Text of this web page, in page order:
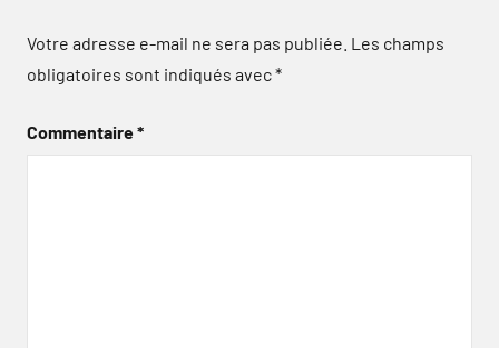
Votre adresse e-mail ne sera pas publiée. Les champs
obligatoires sont indiqués avec*
Commentaire*